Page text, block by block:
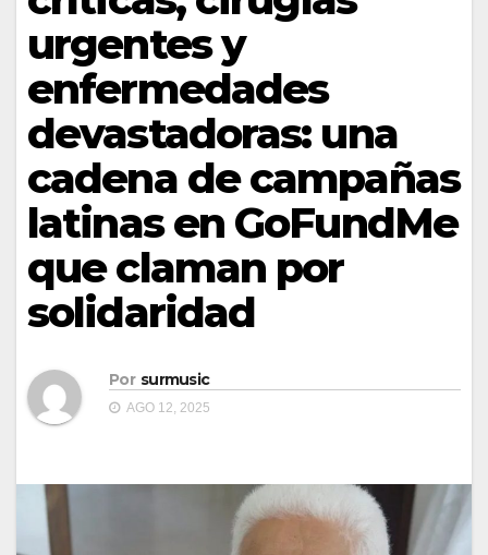
urgentes y
enfermedades
devastadoras: una
cadena de campañas
latinas en GoFundMe
que claman por
solidaridad
Por surmusic
AGO 12, 2025